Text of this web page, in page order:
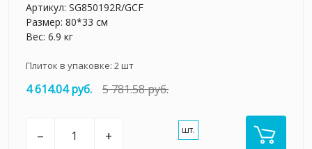
Артикул: SG850192R/GCF
Размер: 80*33 см
Вес: 6.9 кг
Плиток в упаковке: 2шт
4 614.04 руб. 5 781.58 руб.
– + шт.